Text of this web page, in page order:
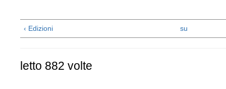
‹ Edizioni su
letto 882 volte